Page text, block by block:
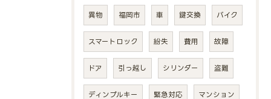
異物 福岡市 車 鍵交換 バイク
スマートロック 紛失 費用 故障
ドア 引っ越し シリンダー 盗難
ディンプルキー 緊急対応 マンション